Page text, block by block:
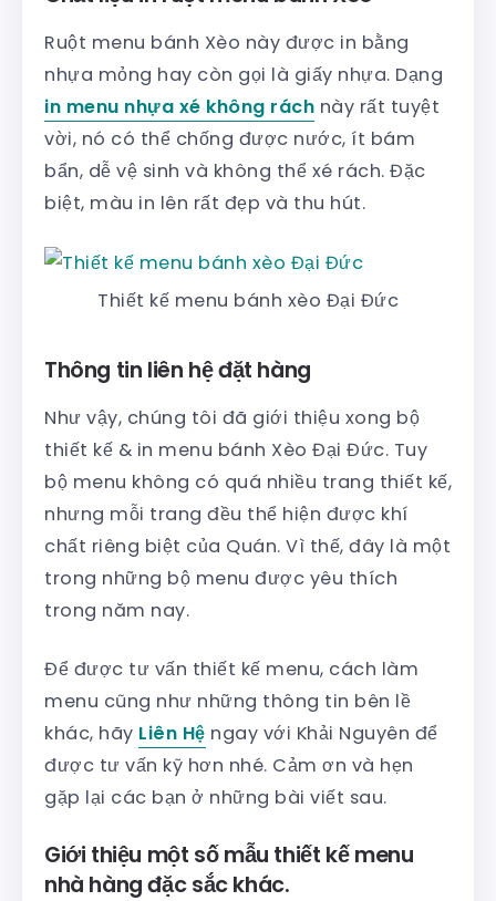
Ruột menu bánh Xèo này được in bằng
nhựa mỏng hay còn gọi là giấy nhựa. Dạng
in menu nhựa xé không rách này rất tuyệt
vời, nó có thể chống được nước, ít bám
bẩn, dễ vệ sinh và không thể xé rách. Đặc
biệt, màu in lên rất đẹp và thu hút.
Thiết kế menu bánh xèo Đại Đức
Thông tin liên hệ đặt hàng
Như vậy, chúng tôi đã giới thiệu xong bộ
thiết kế & in menu bánh Xèo Đại Đức. Tuy
bộ menu không có quá nhiều trang thiết kế,
nhưng mỗi trang đều thể hiện được khí
chất riêng biệt của Quán. Vì thế, đây là một
trong những bộ menu được yêu thích
trong năm nay.
Để được tư vấn thiết kế menu, cách làm
menu cũng như những thông tin bên lề
khác, hãy Liên Hệ ngay với Khải Nguyên để
được tư vấn kỹ hơn nhé. Cảm ơn và hẹn
gặp lại các bạn ở những bài viết sau.
Giới thiệu một số mẫu thiết kế menu
nhà hàng đặc sắc khác.